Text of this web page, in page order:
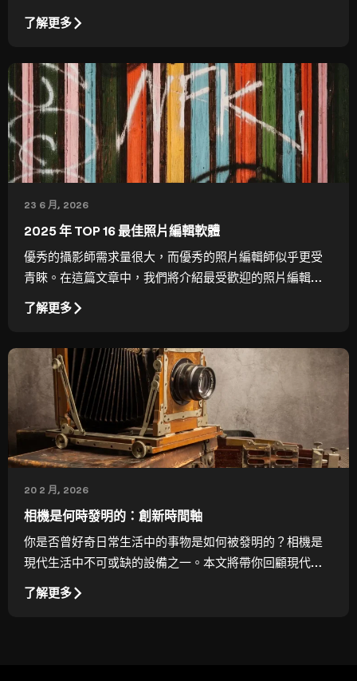
了解更多
23 6 月, 2026
2025 年 TOP 16 最佳照片編輯軟體
優秀的攝影師需求量很大，而優秀的照片編輯師似乎更受
青睞。在這篇文章中，我們將介紹最受歡迎的照片編輯工
具，幫助你選擇最適合你的那一款。
了解更多
20 2 月, 2026
相機是何時發明的：創新時間軸
你是否曾好奇日常生活中的事物是如何被發明的？相機是
現代生活中不可或缺的設備之一。本文將帶你回顧現代相
機的誕生與歷史。
了解更多